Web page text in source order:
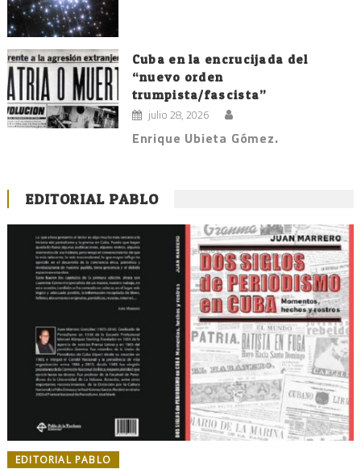
Cuba en la encrucijada del
“nuevo orden
trumpista/fascista”
julio 28, 2026
Enrique Ubieta Gómez.
EDITORIAL PABLO
EDITORIAL PABLO